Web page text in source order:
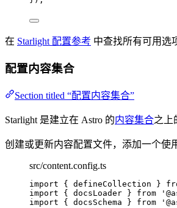
在 Starlight 配置参考 中查找所有可用选
配置内容集合
Section titled “配置内容集合”
Starlight 是建立在 Astro 的内容集合之上
创建或更新内容配置文件，添加一个使
src/content.config.ts
import { defineCollection }
import { docsLoader } from '
import { docsSchema } from '